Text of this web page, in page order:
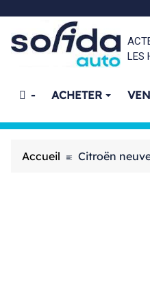
LES
- ACHETER
Accueil Citroën